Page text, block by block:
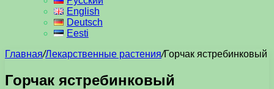
English
Deutsch
Eesti
Главная/Лекарственные растения/Горчак ястребинковый
Горчак ястребинковый